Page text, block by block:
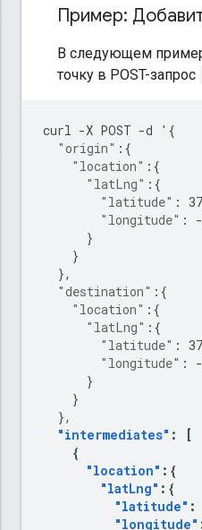
Пример:
В следующем
точку в POST-запрос
curl -X POST -d ' {
"origin" :{
"location" :{
"latLng" :{
"latitude" :
"longitude" :
}
}
},
"destination" :{
"location" :{
"latLng" :{
"latitude" :
"longitude" :
}
}
},
"intermediates" :
[
{
"location" :{
"latLng" :{
"latitude" :
"longitude"